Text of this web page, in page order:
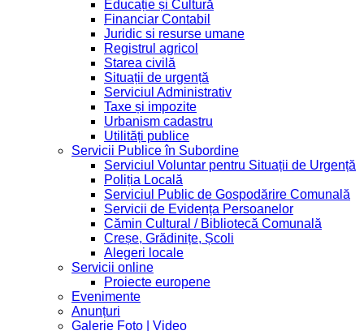
Educație și Cultură
Financiar Contabil
Juridic si resurse umane
Registrul agricol
Starea civilă
Situații de urgență
Serviciul Administrativ
Taxe și impozite
Urbanism cadastru
Utilități publice
Servicii Publice în Subordine
Serviciul Voluntar pentru Situații de Urgență
Poliția Locală
Serviciul Public de Gospodărire Comunală
Servicii de Evidența Persoanelor
Cămin Cultural / Bibliotecă Comunală
Creșe, Grădinițe, Școli
Alegeri locale
Servicii online
Proiecte europene
Evenimente
Anunțuri
Galerie Foto | Video